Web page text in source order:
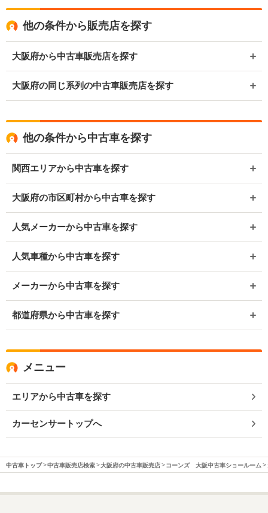
他の条件から販売店を探す
大阪府から中古車販売店を探す
大阪府の同じ系列の中古車販売店を探す
他の条件から中古車を探す
関西エリアから中古車を探す
大阪府の市区町村から中古車を探す
人気メーカーから中古車を探す
人気車種から中古車を探す
メーカーから中古車を探す
都道府県から中古車を探す
メニュー
エリアから中古車を探す
カーセンサートップへ
中古車トップ 中古車販売店検索 大阪府の中古車販売店 コーンズ 大阪中古車ショールーム